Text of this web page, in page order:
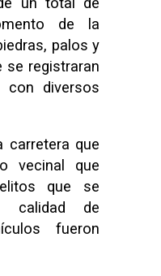
de la
palos y
se registraran
con diversos
carretera que
vecinal que
que se
calidad de
fueron